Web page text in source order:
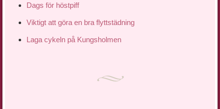
Dags för höstpiff
Viktigt att göra en bra flyttstädning
Laga cykeln på Kungsholmen